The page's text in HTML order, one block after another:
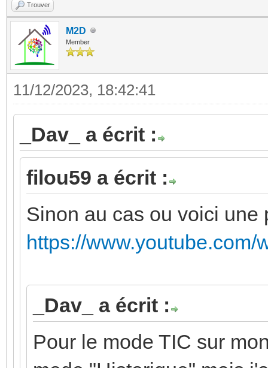
Trouver
M2D
Member
11/12/2023, 18:42:41
_Dav_ a écrit :
filou59 a écrit :
Sinon au cas ou voici
https://www.youtube.com/
_Dav_ a écrit :
Pour le mode TIC sur